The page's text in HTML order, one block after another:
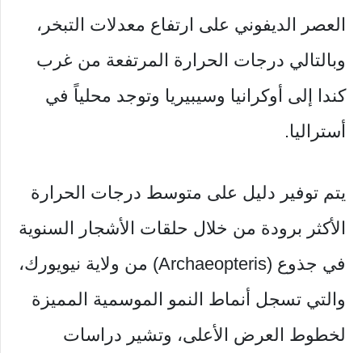
العصر الديفوني على ارتفاع معدلات التبخر،
وبالتالي درجات الحرارة المرتفعة من غرب
كندا إلى أوكرانيا وسيبيريا وتوجد محلياً في
أستراليا.
يتم توفير دليل على متوسط ​​درجات الحرارة
الأكثر برودة من خلال حلقات الأشجار السنوية
في جذوع (Archaeopteris) من ولاية نيويورك،
والتي تسجل أنماط النمو الموسمية المميزة
لخطوط العرض الأعلى، وتشير دراسات